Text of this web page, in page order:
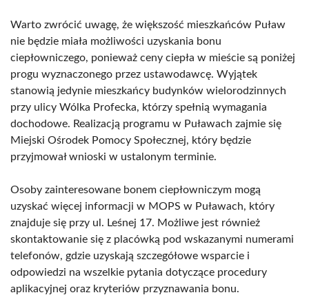
Warto zwrócić uwagę, że większość mieszkańców Puław
nie będzie miała możliwości uzyskania bonu
ciepłowniczego, ponieważ ceny ciepła w mieście są poniżej
progu wyznaczonego przez ustawodawcę. Wyjątek
stanowią jedynie mieszkańcy budynków wielorodzinnych
przy ulicy Wólka Profecka, którzy spełnią wymagania
dochodowe. Realizacją programu w Puławach zajmie się
Miejski Ośrodek Pomocy Społecznej, który będzie
przyjmował wnioski w ustalonym terminie.
Osoby zainteresowane bonem ciepłowniczym mogą
uzyskać więcej informacji w MOPS w Puławach, który
znajduje się przy ul. Leśnej 17. Możliwe jest również
skontaktowanie się z placówką pod wskazanymi numerami
telefonów, gdzie uzyskają szczegółowe wsparcie i
odpowiedzi na wszelkie pytania dotyczące procedury
aplikacyjnej oraz kryteriów przyznawania bonu.